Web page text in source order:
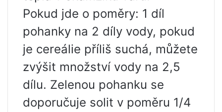
Pokud jde o poměry: 1 díl
pohanky na 2 díly vody, pokud
je cereálie příliš suchá, můžete
zvýšit množství vody na 2,5
dílu. Zelenou pohanku se
doporučuje solit v poměru 1/4